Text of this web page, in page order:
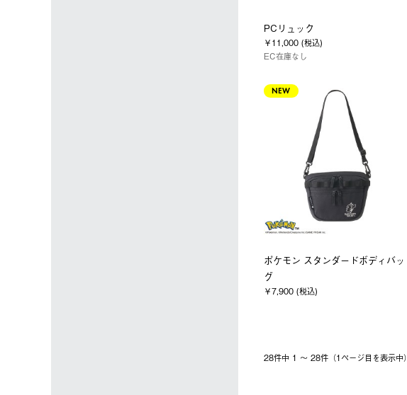
PCリュック
￥11,000 (税込)
EC在庫なし
NEW
ポケモン スタンダードボディバッ
グ
￥7,900 (税込)
28件中 1 〜 28件（1ページ⽬を表⽰中）